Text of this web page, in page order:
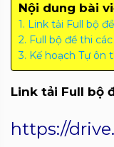
Nội dung bài
Link tải Full bộ
Full bộ đề thi
Kế hoạch Tự ôn
Link tải Full bộ
https://